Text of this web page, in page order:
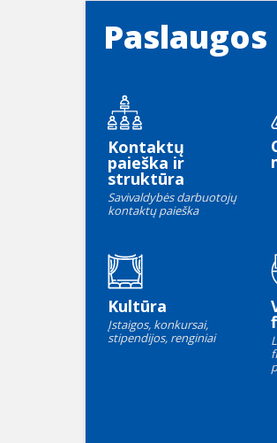
Paslaugos
Kontaktų
paieška ir
struktūra
Savivaldybės darbuotojų
kontaktų paieška
Kultūra
Įstaigos, konkursai,
stipendijos, renginiai